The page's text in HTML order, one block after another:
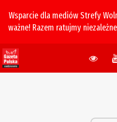
Wsparcie dla mediów Strefy
ważne! Razem ratujmy